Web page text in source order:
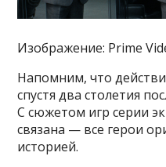
Изображение: Prime
Напомним, что
спустя два столетия
С сюжетом игр серии
связана — все герои
историей.